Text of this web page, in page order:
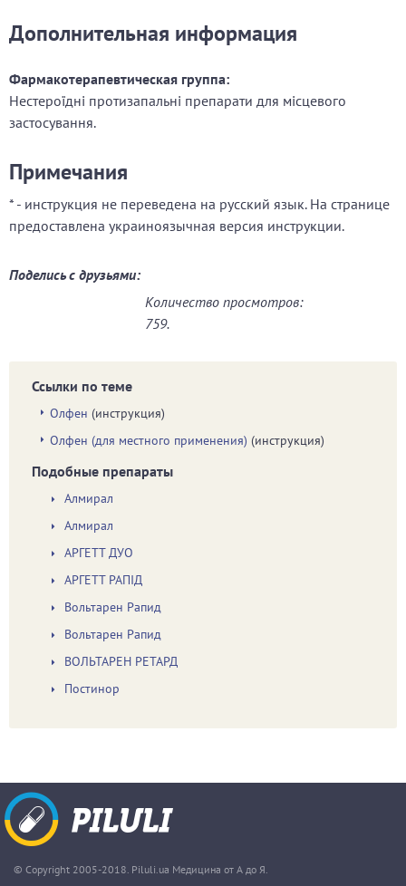
Дополнительная информация
Фармакотерапевтическая группа:
Нестероїдні протизапальні препарати для місцевого
застосування.
Примечания
* - инструкция не переведена на русский язык. На странице
предоставлена украиноязычная версия инструкции.
Поделись с друзьями:
Количество просмотров:
759.
Ссылки по теме
Олфен (инструкция)
Олфен (для местного применения) (инструкция)
Подобные препараты
Алмирал
Алмирал
АРГЕТТ ДУО
АРГЕТТ РАПІД
Вольтарен Рапид
Вольтарен Рапид
ВОЛЬТАРЕН РЕТАРД
Постинор
© Copyright 2005-2018. Piluli.ua Медицина от А до Я.